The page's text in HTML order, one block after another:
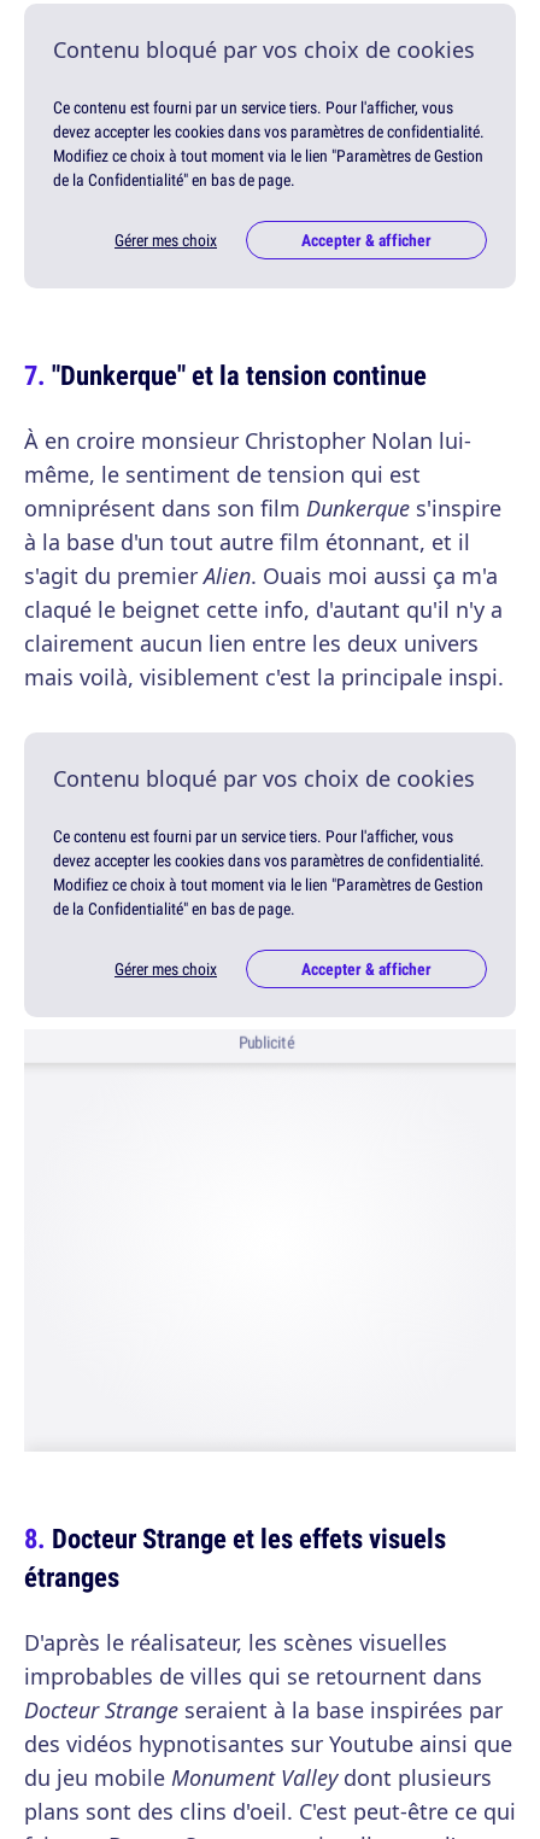
Contenu bloqué par vos choix de cookies
Ce contenu est fourni par un service tiers. Pour l'afficher, vous
devez accepter les cookies dans vos paramètres de confidentialité.
Modifiez ce choix à tout moment via le lien "Paramètres de Gestion
de la Confidentialité" en bas de page.
Gérer mes choix Accepter & afficher
"Dunkerque" et la tension continue
À en croire monsieur Christopher Nolan lui-
même, le sentiment de tension qui est
omniprésent dans son film Dunkerque s'inspire
à la base d'un tout autre film étonnant, et il
s'agit du premierAlien. Ouais moi aussi ça m'a
claqué le beignet cette info, d'autant qu'il n'y a
clairement aucun lien entre les deux univers
mais voilà, visiblement c'est la principale inspi.
Contenu bloqué par vos choix de cookies
Ce contenu est fourni par un service tiers. Pour l'afficher, vous
devez accepter les cookies dans vos paramètres de confidentialité.
Modifiez ce choix à tout moment via le lien "Paramètres de Gestion
de la Confidentialité" en bas de page.
Gérer mes choix Accepter & afficher
Publicité
Docteur Strange et les effets visuels
étranges
D'après le réalisateur, les scènes visuelles
improbables de villes qui se retournent dans
Docteur Strange seraient à la base inspirées par
des vidéos hypnotisantes sur Youtube ainsi que
du jeu mobile Monument Valleydont plusieurs
plans sont des clins d'oeil. C'est peut-être ce qui